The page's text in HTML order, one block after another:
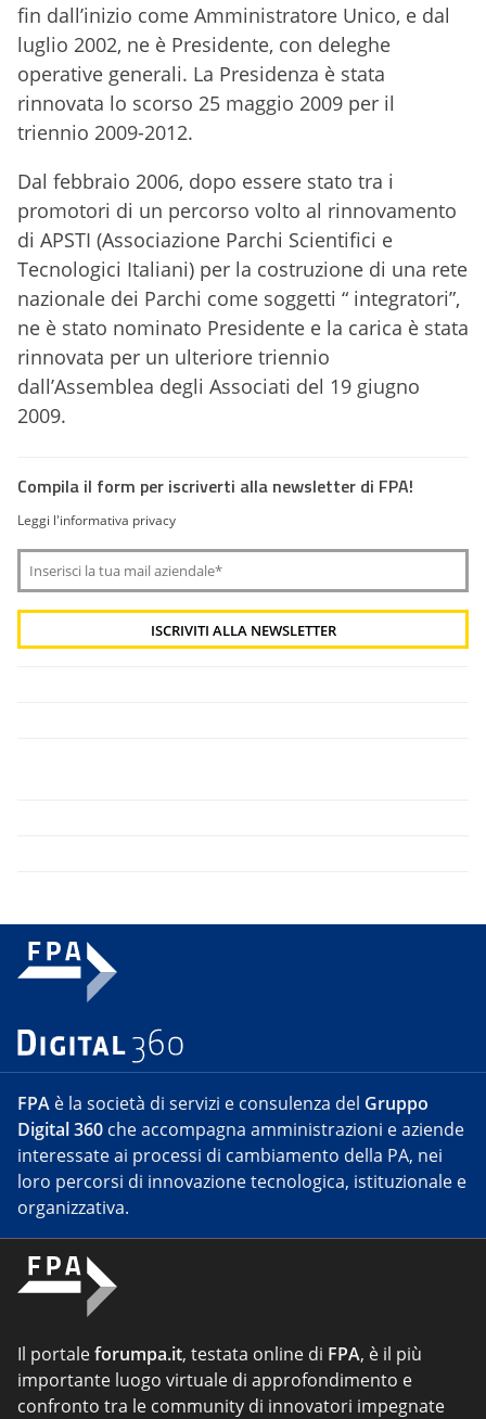
fin dall’inizio come Amministratore Unico, e dal
luglio 2002, ne è Presidente, con deleghe
operative generali. La Presidenza è stata
rinnovata lo scorso 25 maggio 2009 per il
triennio 2009-2012.
Dal febbraio 2006, dopo essere stato tra i
promotori di un percorso volto al rinnovamento
di APSTI (Associazione Parchi Scientifici e
Tecnologici Italiani) per la costruzione di una rete
nazionale dei Parchi come soggetti “ integratori”,
ne è stato nominato Presidente e la carica è stata
rinnovata per un ulteriore triennio
dall’Assemblea degli Associati del 19 giugno
2009.
Compila il form per iscriverti alla newsletter di FPA!
Leggi l'informativa privacy
FPA è la società di servizi e consulenza del Gruppo
Digital 360 che accompagna amministrazioni e aziende
interessate ai processi di cambiamento della PA, nei
loro percorsi di innovazione tecnologica, istituzionale e
organizzativa.
Il portaleforumpa.it, testata online di FPA, è il più
importante luogo virtuale di approfondimento e
confronto tra le community di innovatori impegnate